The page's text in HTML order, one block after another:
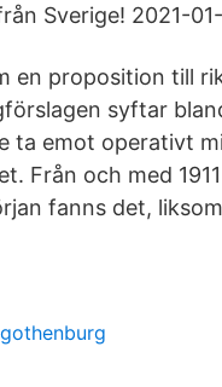
Sverige! 2021-
en proposition till
syftar
ta emot operativt
Från och med
fanns det,